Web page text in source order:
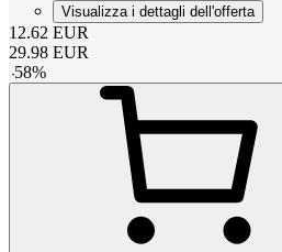
Visualizza i dettagli dell'offerta
12.62 EUR
29.98 EUR
-58%